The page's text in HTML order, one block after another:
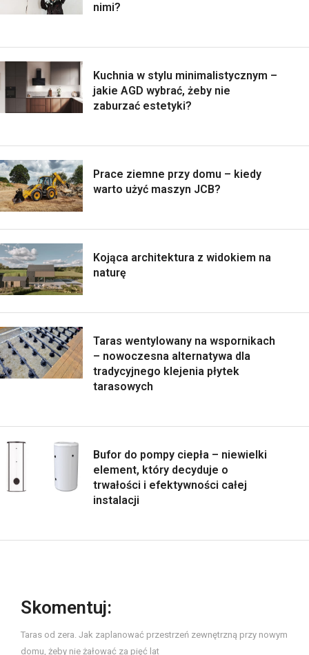
nimi?
Kuchnia w stylu minimalistycznym –
jakie AGD wybrać, żeby nie
zaburzać estetyki?
Prace ziemne przy domu – kiedy
warto użyć maszyn JCB?
Kojąca architektura z widokiem na
naturę
Taras wentylowany na wspornikach
– nowoczesna alternatywa dla
tradycyjnego klejenia płytek
tarasowych
Bufor do pompy ciepła – niewielki
element, który decyduje o
trwałości i efektywności całej
instalacji
Skomentuj:
Taras od zera. Jak zaplanować przestrzeń zewnętrzną przy nowym
domu, żeby nie żałować za pięć lat